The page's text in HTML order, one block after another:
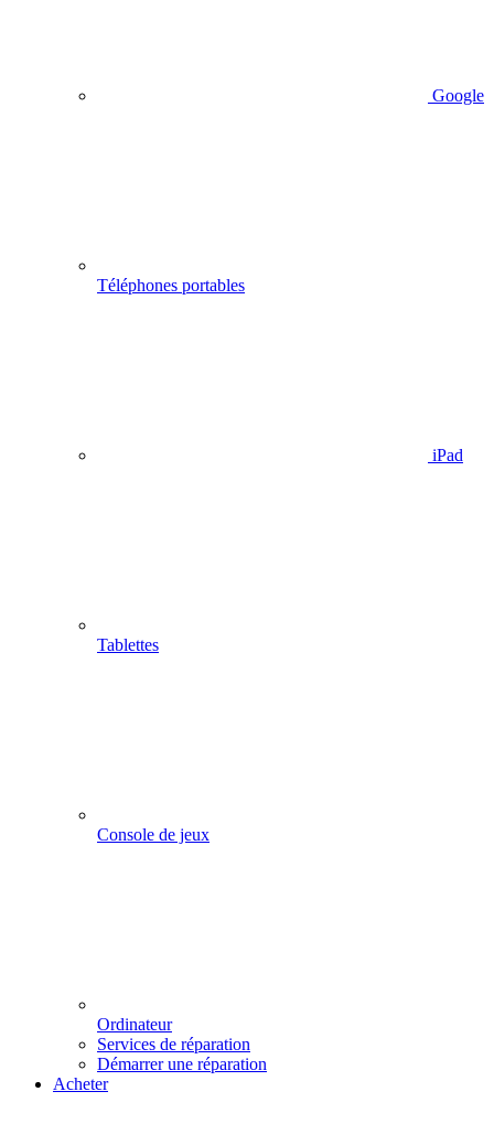
Google
Téléphones portables
iPad
Tablettes
Console de jeux
Ordinateur
Services de réparation
Démarrer une réparation
Acheter